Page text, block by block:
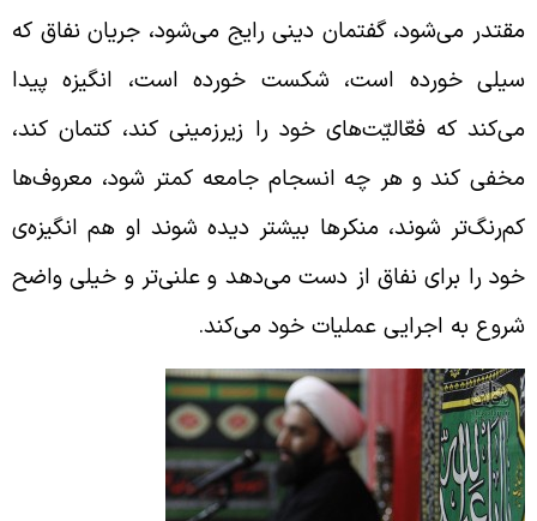
می‌شود، گفتمان دینی رایج می‌شود، جریان نفاق که
خورده است، شکست خورده است، انگیزه پیدا
که فعّالیّت‌های خود را زیرزمینی کند،‌ کتمان کند،
کند و هر چه انسجام جامعه کمتر شود، معروف‌ها
شوند، منکرها بیشتر دیده شوند او هم انگیزه‌ی
را برای نفاق از دست می‌دهد و علنی‌تر و خیلی واضح
به اجرایی عملیات خود می‌کند.